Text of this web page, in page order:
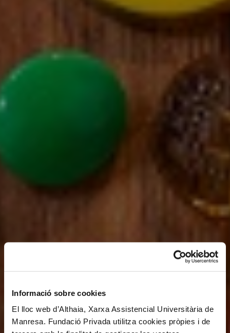
Informació sobre cookies
El lloc web d’Althaia, Xarxa Assistencial Universitària de
Manresa. Fundació Privada utilitza cookies pròpies i de